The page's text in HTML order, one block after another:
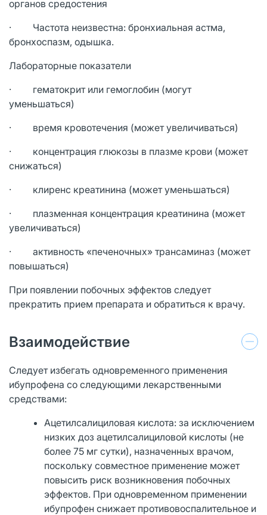
органов средостения
· Частота неизвестна: бронхиальная астма,
бронхоспазм, одышка.
Лабораторные показатели
· гематокрит или гемоглобин (могут
уменьшаться)
· время кровотечения (может увеличиваться)
· концентрация глюкозы в плазме крови (может
снижаться)
· клиренс креатинина (может уменьшаться)
· плазменная концентрация креатинина (может
увеличиваться)
· активность «печеночных» трансаминаз (может
повышаться)
При появлении побочных эффектов следует
прекратить прием препарата и обратиться к врачу.
Взаимодействие
Следует избегать одновременного применения
ибупрофена со следующими лекарственными
средствами:
Ацетилсалициловая кислота: за исключением
низких доз ацетилсалициловой кислоты (не
более 75 мг сутки), назначенных врачом,
поскольку совместное применение может
повысить риск возникновения побочных
эффектов. При одновременном применении
ибупрофен снижает противовоспалительное и